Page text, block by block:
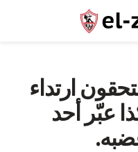
ارتداء
عبّر أحد